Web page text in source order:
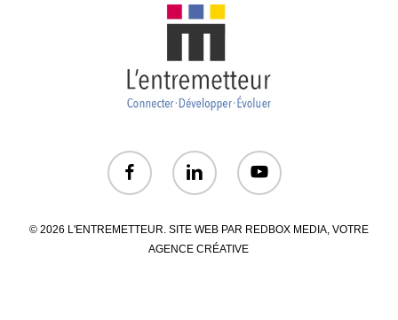
© 2026 L'ENTREMETTEUR. SITE WEB PAR REDBOX MEDIA, VOTRE
AGENCE CRÉATIVE